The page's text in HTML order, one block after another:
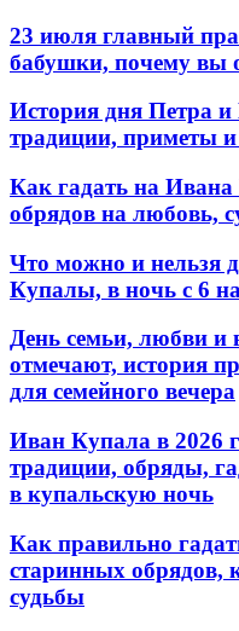
23 июля главный
бабушки, почему вы
История дня Петра
традиции, приметы
Как гадать на
обрядов на любовь,
Что можно и нельзя
Купалы, в ночь с 6
День семьи, любви и
отмечают, история
для семейного вечера
Иван Купала в 2026
традиции, обряды,
в купальскую ночь
Как правильно
старинных обрядов,
судьбы